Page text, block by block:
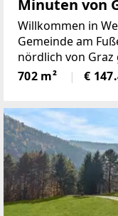
Minuten von
Willkommen in
Gemeinde am
nördlich von Graz
Genuss, Tradition
Lebensweise.
702 m² €